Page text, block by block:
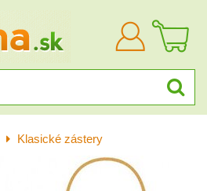
Prihlásiť
sa
Klasické zástery